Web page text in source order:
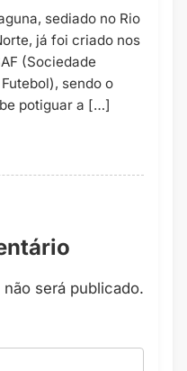
sediado no Rio
já foi criado nos
(Sociedade
sendo o
potiguar a […]
será publicado.